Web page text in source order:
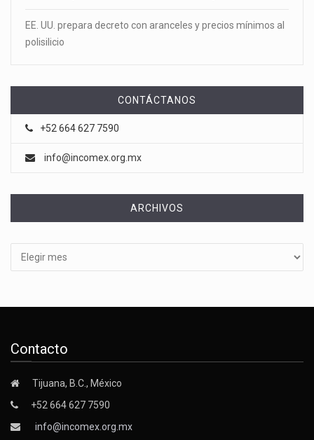
EE. UU. prepara decreto con aranceles y precios mínimos al
polisilicio
CONTÁCTANOS
+52 664 627 7590
info@incomex.org.mx
ARCHIVOS
Contacto
Tijuana, B.C., México
+52 664 627 7590
info@incomex.org.mx